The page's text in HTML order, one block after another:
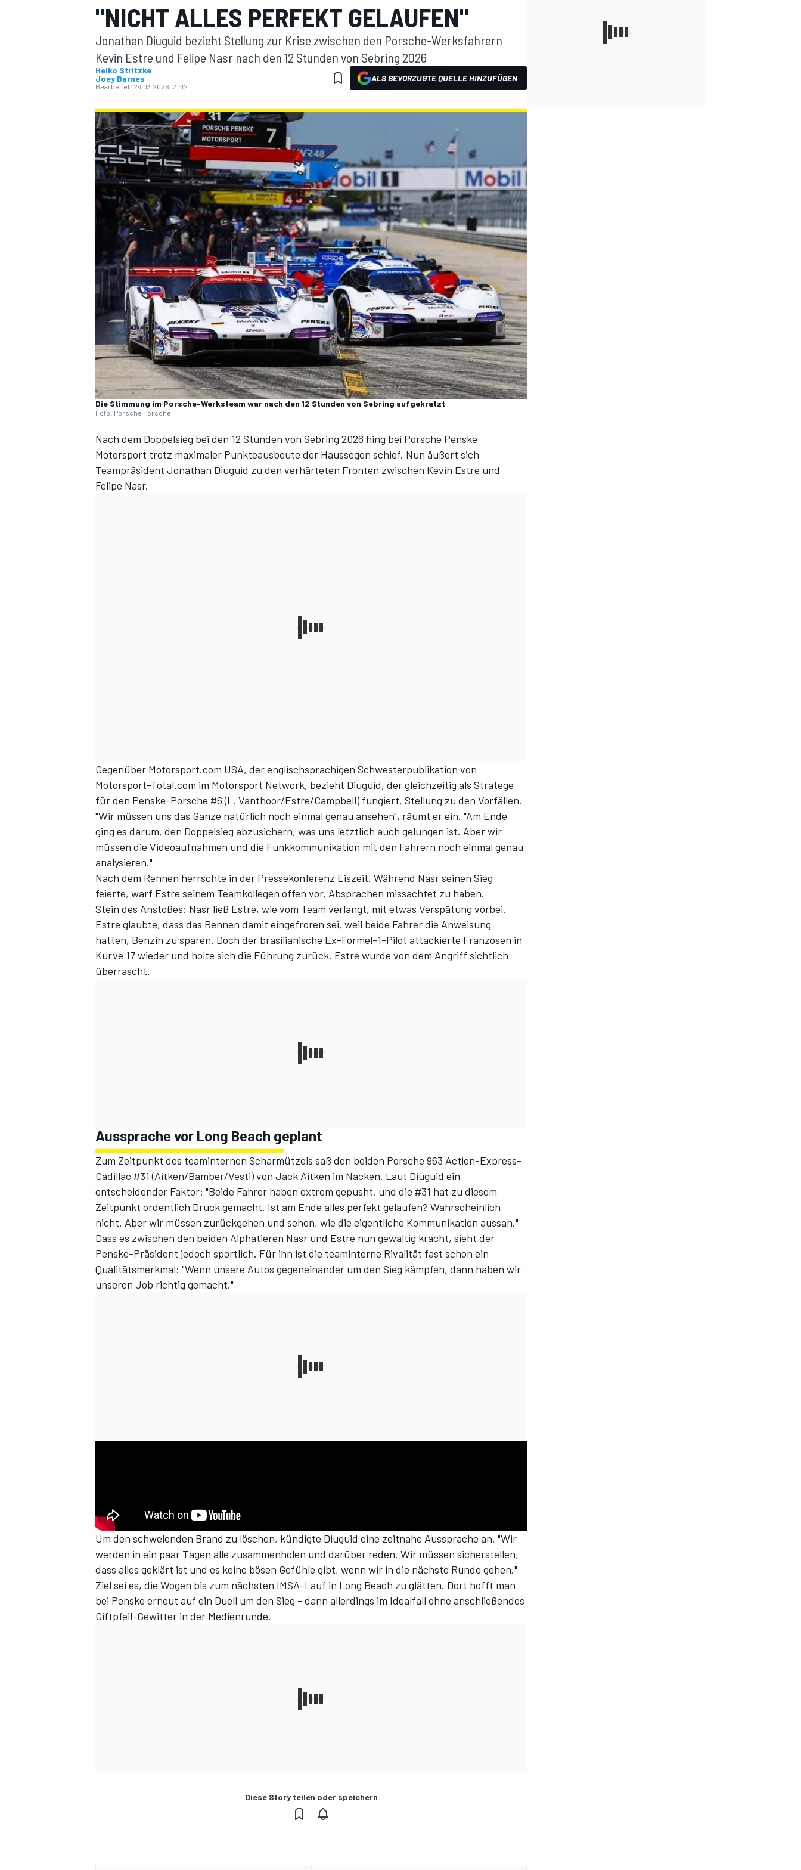
MOTOGP
SPORTWAGEN
"NICHT ALLES PERFEKT GELAUFEN"
Jonathan Diuguid bezieht Stellung zur Krise zwischen den Porsche-Werksfahrern
Kevin Estre und Felipe Nasr nach den 12 Stunden von Sebring 2026
Heiko Stritzke
Joey Barnes
Bearbeitet: 24.03.2026, 21:12
ALS BEVORZUGTE QUELLE HINZUFÜGEN
Die Stimmung im Porsche-Werksteam war nach den 12 Stunden von Sebring aufgekratzt
Foto: Porsche Porsche
Nach dem Doppelsieg bei den 12 Stunden von Sebring 2026 hing bei Porsche Penske
Motorsport trotz maximaler Punkteausbeute der Haussegen schief. Nun äußert sich
Teampräsident Jonathan Diuguid zu den verhärteten Fronten zwischen Kevin Estre und
Felipe Nasr.
Gegenüber Motorsport.com USA, der englischsprachigen Schwesterpublikation von
Motorsport-Total.com im Motorsport Network, bezieht Diuguid, der gleichzeitig als Stratege
für den Penske-Porsche #6 (L. Vanthoor/Estre/Campbell) fungiert, Stellung zu den Vorfällen.
"Wir müssen uns das Ganze natürlich noch einmal genau ansehen", räumt er ein. "Am Ende
ging es darum, den Doppelsieg abzusichern, was uns letztlich auch gelungen ist. Aber wir
müssen die Videoaufnahmen und die Funkkommunikation mit den Fahrern noch einmal genau
analysieren."
Nach dem Rennen herrschte in der Pressekonferenz Eiszeit. Während Nasr seinen Sieg
feierte, warf Estre seinem Teamkollegen offen vor, Absprachen missachtet zu haben.
Stein des Anstoßes: Nasr ließ Estre, wie vom Team verlangt, mit etwas Verspätung vorbei.
Estre glaubte, dass das Rennen damit eingefroren sei, weil beide Fahrer die Anweisung
hatten, Benzin zu sparen. Doch der brasilianische Ex-Formel-1-Pilot attackierte Franzosen in
Kurve 17 wieder und holte sich die Führung zurück. Estre wurde von dem Angriff sichtlich
überrascht.
Aussprache vor Long Beach geplant
Zum Zeitpunkt des teaminternen Scharmützels saß den beiden Porsche 963 Action-Express-
Cadillac #31 (Aitken/Bamber/Vesti) von Jack Aitken im Nacken. Laut Diuguid ein
entscheidender Faktor: "Beide Fahrer haben extrem gepusht, und die #31 hat zu diesem
Zeitpunkt ordentlich Druck gemacht. Ist am Ende alles perfekt gelaufen? Wahrscheinlich
nicht. Aber wir müssen zurückgehen und sehen, wie die eigentliche Kommunikation aussah."
Dass es zwischen den beiden Alphatieren Nasr und Estre nun gewaltig kracht, sieht der
Penske-Präsident jedoch sportlich. Für ihn ist die teaminterne Rivalität fast schon ein
Qualitätsmerkmal: "Wenn unsere Autos gegeneinander um den Sieg kämpfen, dann haben wir
unseren Job richtig gemacht."
Um den schwelenden Brand zu löschen, kündigte Diuguid eine zeitnahe Aussprache an. "Wir
werden in ein paar Tagen alle zusammenholen und darüber reden. Wir müssen sicherstellen,
dass alles geklärt ist und es keine bösen Gefühle gibt, wenn wir in die nächste Runde gehen."
Ziel sei es, die Wogen bis zum nächsten IMSA-Lauf in Long Beach zu glätten. Dort hofft man
bei Penske erneut auf ein Duell um den Sieg - dann allerdings im Idealfall ohne anschließendes
Giftpfeil-Gewitter in der Medienrunde.
Diese Story teilen oder speichern